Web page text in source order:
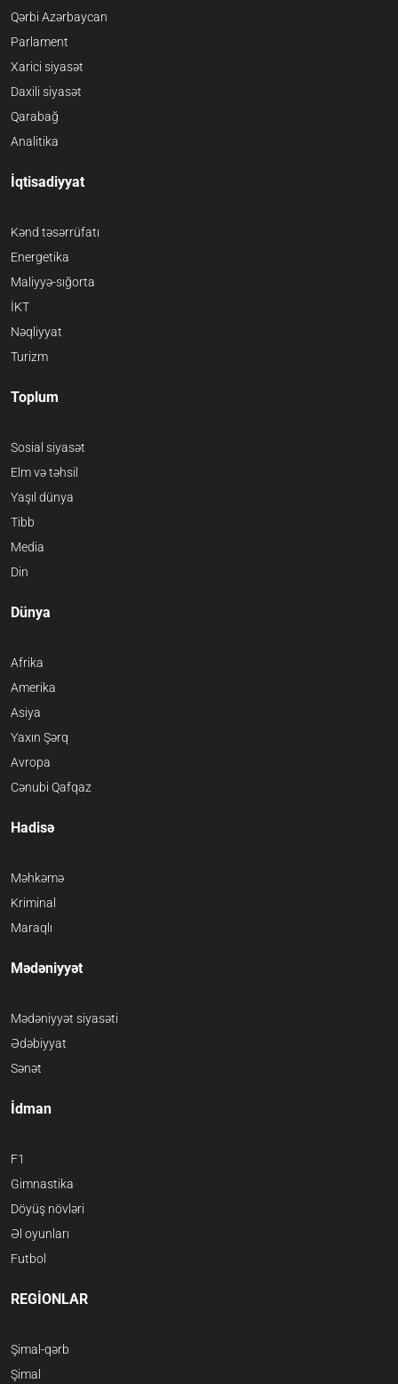
Qərbi Azərbaycan
Parlament
Xarici siyasət
Daxili siyasət
Qarabağ
Analitika
İqtisadiyyat
Kənd təsərrüfatı
Energetika
Maliyyə-sığorta
İKT
Nəqliyyat
Turizm
Toplum
Sosial siyasət
Elm və təhsil
Yaşıl dünya
Tibb
Media
Din
Dünya
Afrika
Amerika
Asiya
Yaxın Şərq
Avropa
Cənubi Qafqaz
Hadisə
Məhkəmə
Kriminal
Maraqlı
Mədəniyyət
Mədəniyyət siyasəti
Ədəbiyyat
Sənət
İdman
F1
Gimnastika
Döyüş növləri
Əl oyunları
Futbol
REGİONLAR
Şimal-qərb
Şimal